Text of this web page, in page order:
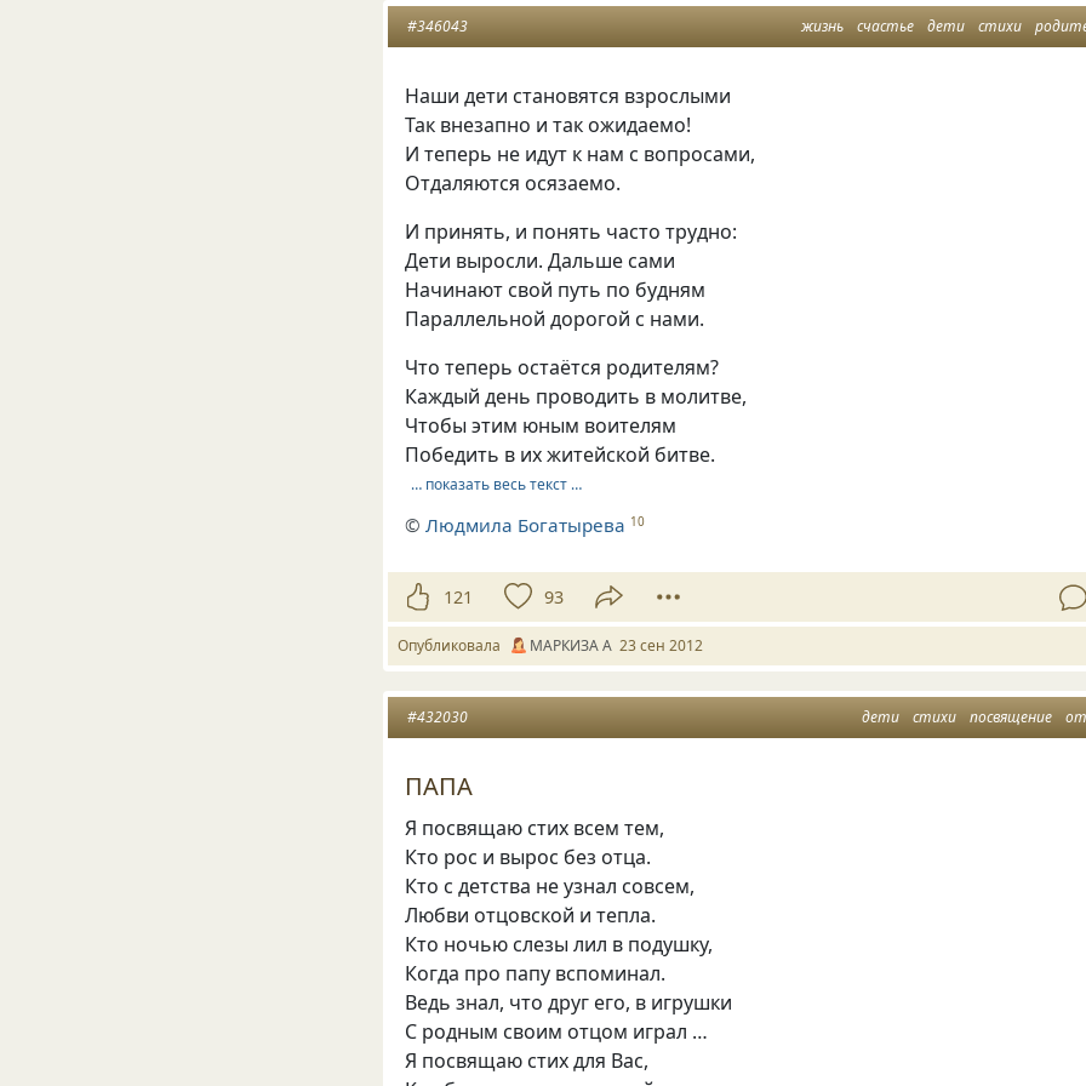
жизнь счастье дети стихи
#346043
Наши дети становятся взрослыми
Так внезапно и так ожидаемо!
И теперь не идут к нам с вопросами,
Отдаляются осязаемо.
И принять, и понять часто трудно:
Дети выросли. Дальше сами
Начинают свой путь по будням
Параллельной дорогой с нами.
Что теперь остаётся родителям?
Каждый день проводить в молитве,
Чтобы этим юным воителям
Победить в их житейской битве.
… показать весь текст …
©Людмила Богатырева 10
121 93
Опубликовала МАРКИЗА А 23 сен 2012
дети стихи посвящение
#432030
ПАПА
Я посвящаю стих всем тем,
Кто рос и вырос без отца.
Кто с детства не узнал совсем,
Любви отцовской и тепла.
Кто ночью слезы лил в подушку,
Когда про папу вспоминал.
Ведь знал, что друг его, в игрушки
С родным своим отцом играл …
Я посвящаю стих для Вас,